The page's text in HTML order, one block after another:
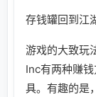
存钱罐回到江
游戏的大致玩
Inc有两种赚
具。有趣的是